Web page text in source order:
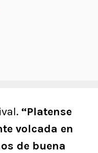
“Platense
volcada en
de buena